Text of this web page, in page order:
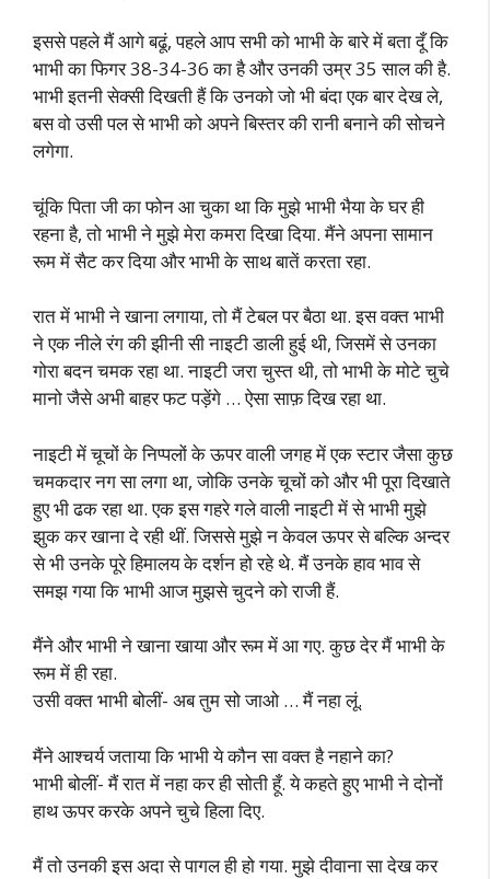
इससे पहले मैं आगे बढूं, पहले आप सभी को भाभी के बारे में बता दूँ कि
भाभी का फिगर 38-34-36 का है और उनकी उम्र 35 साल की है.
भाभी इतनी सेक्सी दिखती हैं कि उनको जो भी बंदा एक बार देख ले,
बस वो उसी पल से भाभी को अपने बिस्तर की रानी बनाने की सोचने
लगेगा.
चूंकि पिता जी का फोन आ चुका था कि मुझे भाभी भैया के घर ही
रहना है, तो भाभी ने मुझे मेरा कमरा दिखा दिया. मैंने अपना सामान
रूम में सैट कर दिया और भाभी के साथ बातें करता रहा.
रात में भाभी ने खाना लगाया, तो मैं टेबल पर बैठा था. इस वक्त भाभी
ने एक नीले रंग की झीनी सी नाइटी डाली हुई थी, जिसमें से उनका
गोरा बदन चमक रहा था. नाइटी जरा चुस्त थी, तो भाभी के मोटे चुचे
मानो जैसे अभी बाहर फट पड़ेंगे … ऐसा साफ़ दिख रहा था.
नाइटी में चूचों के निप्पलों के ऊपर वाली जगह में एक स्टार जैसा कुछ
चमकदार नग सा लगा था, जोकि उनके चूचों को और भी पूरा दिखाते
हुए भी ढक रहा था. एक इस गहरे गले वाली नाइटी में से भाभी मुझे
झुक कर खाना दे रही थीं. जिससे मुझे न केवल ऊपर से बल्कि अन्दर
से भी उनके पूरे हिमालय के दर्शन हो रहे थे. मैं उनके हाव भाव से
समझ गया कि भाभी आज मुझसे चुदने को राजी हैं.
मैंने और भाभी ने खाना खाया और रूम में आ गए. कुछ देर मैं भाभी के
रूम में ही रहा.
उसी वक्त भाभी बोलीं- अब तुम सो जाओ … मैं नहा लूं.
मैंने आश्चर्य जताया कि भाभी ये कौन सा वक्त है नहाने का?
भाभी बोलीं- मैं रात में नहा कर ही सोती हूँ. ये कहते हुए भाभी ने दोनों
हाथ ऊपर करके अपने चुचे हिला दिए.
मैं तो उनकी इस अदा से पागल ही हो गया. मुझे दीवाना सा देख कर